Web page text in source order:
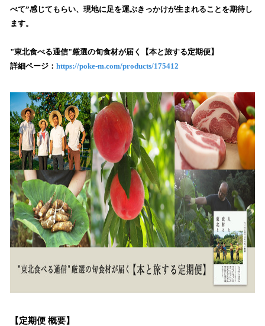
べて”感じてもらい、現地に足を運ぶきっかけが生まれることを期待し
ます。
"東北食べる通信"厳選の旬食材が届く【本と旅する定期便】
詳細ページ： https://poke-m.com/products/175412
【定期便 概要】